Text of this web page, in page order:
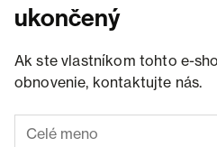
ukončený
Ak ste vlastníkom tohto e-
obnovenie, kontaktujte nás.